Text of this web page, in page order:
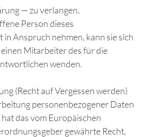
— zu verlangen.
Person dieses
Anspruch nehmen, kann sie sich
Mitarbeiter des für die
wenden.
(Recht auf Vergessen werden)
personenbezogener Daten
das vom Europäischen
gewährte Recht,